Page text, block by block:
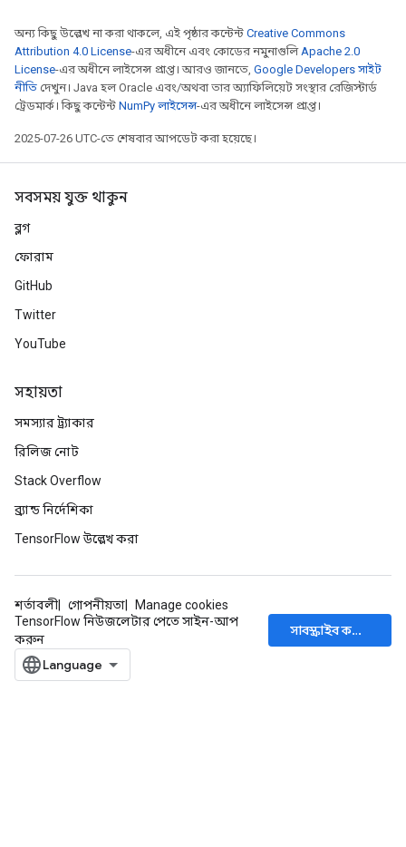
অন্য কিছু উল্লেখ না করা থাকলে, এই পৃষ্ঠার কন্টেন্ট Creative Commons
Attribution 4.0 License-এর অধীনে এবং কোডের নমুনাগুলিApache 2.0
License-এর অধীনে লাইসেন্স প্রাপ্ত। আরও জানতে, Google Developers সাইট
নীতি দেখুন। Java হল Oracle এবং/অথবা তার অ্যাফিলিয়েট সংস্থার রেজিস্টার্ড
ট্রেডমার্ক। কিছু কন্টেন্ট NumPy লাইসেন্স-এর অধীনে লাইসেন্স প্রাপ্ত।
2025-07-26 UTC-তে শেষবার আপডেট করা হয়েছে।
সবসময় যুক্ত থাকুন
ব্লগ
ফোরাম
GitHub
Twitter
YouTube
সহায়তা
সমস্যার ট্র্যাকার
রিলিজ নোট
Stack Overflow
ব্র্যান্ড নির্দেশিকা
TensorFlow উল্লেখ করা
শর্তাবলী গোপনীয়তা
Manage cookies
TensorFlow নিউজলেটার পেতে সাইন-আপ
করুন
সাবস্ক্রাইব করুন